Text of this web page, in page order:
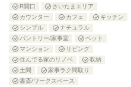
R開口
さいたまエリア
カウンター
カフェ
キッチン
シンプル
ナチュラル
パントリー/家事室
ペット
マンション
リビング
住んでる家のリノベ
収納
土間
家事ラク間取り
書斎/ワークスペース